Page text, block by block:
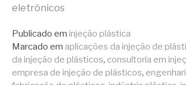
eletrônicos
Publicado em injeção plástica
Marcado em aplicações da injeção de
da injeção de plásticos, consultoria em
empresa de injeção de plásticos,